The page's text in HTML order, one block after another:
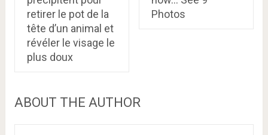
retirer le pot de la
tête d’un animal et
révéler le visage le
plus doux
Photos
ABOUT THE AUTHOR